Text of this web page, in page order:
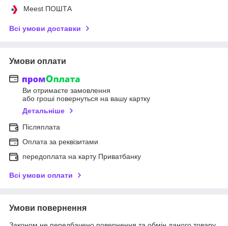
Meest ПОШТА
Всі умови доставки
Умови оплати
Ви отримаєте замовлення
або гроші повернуться на вашу картку
Детальніше
Післяплата
Оплата за реквізитами
передоплата на карту Приватбанку
Всі умови оплати
Умови повернення